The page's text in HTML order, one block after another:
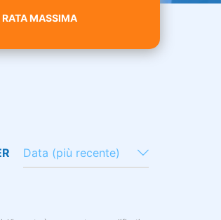
MASSIMA
Data (più recente)